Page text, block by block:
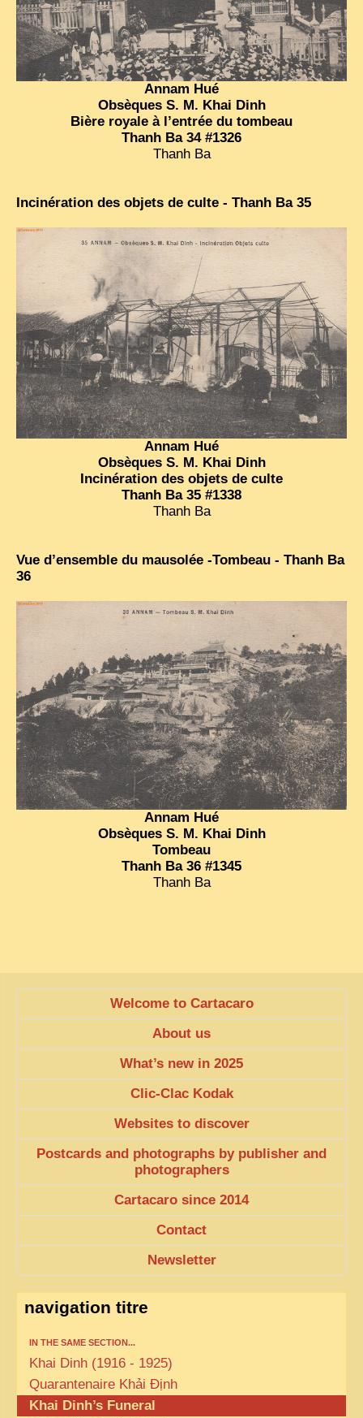
Annam Hué
Obsèques S. M. Khai Dinh
Bière royale à l’entrée du tombeau
Thanh Ba 34 #1326
Thanh Ba
Incinération des objets de culte - Thanh Ba 35
Annam Hué
Obsèques S. M. Khai Dinh
Incinération des objets de culte
Thanh Ba 35 #1338
Thanh Ba
Vue d’ensemble du mausolée -Tombeau - Thanh Ba
36
Annam Hué
Obsèques S. M. Khai Dinh
Tombeau
Thanh Ba 36 #1345
Thanh Ba
Welcome to Cartacaro
About us
What’s new in 2025
Clic-Clac Kodak
Websites to discover
Postcards and photographs by publisher and
photographers
Cartacaro since 2014
Contact
Newsletter
navigation titre
IN THE SAME SECTION...
Khai Dinh (1916 - 1925)
Quarantenaire Khải Định
Khai Dinh’s Funeral